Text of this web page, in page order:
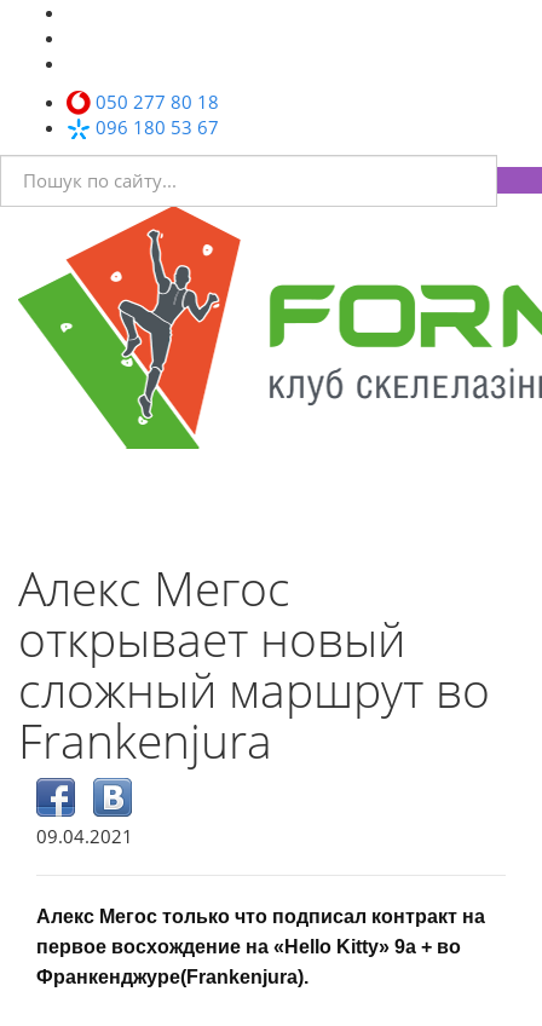
050 277 80 18
096 180 53 67
Алекс Мегос
открывает новый
сложный маршрут во
Frankenjura
09.04.2021
Алекс Мегос только что подписал контракт на
первое восхождение на «Hello Kitty» 9a + во
Франкенджуре(Frankenjura).